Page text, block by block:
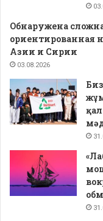
Обнаружена
ориентированная
Азии и Сирии
03.08.2026